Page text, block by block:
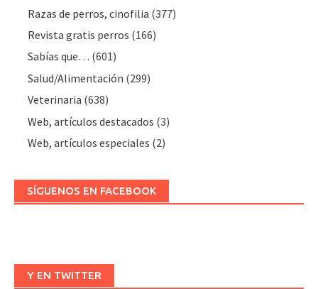
Razas de perros, cinofilia (377)
Revista gratis perros (166)
Sabías que… (601)
Salud/Alimentación (299)
Veterinaria (638)
Web, artículos destacados (3)
Web, artículos especiales (2)
SÍGUENOS EN FACEBOOK
Y EN TWITTER